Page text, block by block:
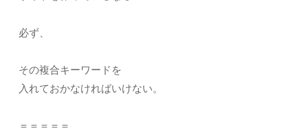
必ず、
その複合キーワードを
入れておかなければいけない。
＝＝＝＝＝